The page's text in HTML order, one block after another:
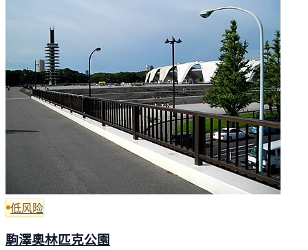
低风险
駒澤奧林匹克公園